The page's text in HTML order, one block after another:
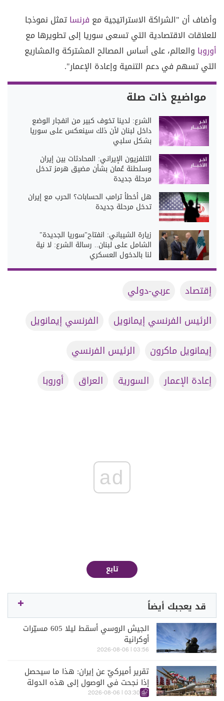
وأضاف أن "الشراكة الاستراتيجية مع فرنساتمثل نموذجا
للعلاقات الاقتصادية التي تسعى سوريا إلى تطويرها مع
أوروبا والعالم، على أساس المصالح المشتركة والمشاريع
التي تسهم في دعم التنمية وإعادة الإعمار".
مواضيع ذات صلة
الشرع: لدينا تخوف كبير من انفجار الوضع
داخل لبنان لأن ذلك سينعكس على سوريا
بشكل سلبي
التلفزيون الإيراني: المحادثات بين إيران
وسلطنة عُمان بشأن مضيق هرمز تدخل
مرحلة جديدة
هل أخطأ ترامب الحسابات؟ الحرب مع إيران
تدخل مرحلة جديدة
زيارة الشيباني: انفتاح"سوريا الجديدة"
الشامل على لبنان.. رسالة الشرع: لا نية
لنا بالدخول العسكري
إقتصاد
عربي-دولي
الرئيس الفرنسي إيمانويل
الفرنسي إيمانويل
إيمانويل ماكرون
الرئيس الفرنسي
إعادة الإعمار
السورية العراق أوروبا
ad
تابع
قد يعجبك أيضاً
الجيش الروسي أسقط ليلا 605 مسيّرات
أوكرانية
03:56 | 2026-08-06
تقرير أميركيّ عن إيران: هذا ما سيحصل
إذا نجحت في الوصول إلى هذه الدولة
الآسيويّة
03:30 | 2026-08-06